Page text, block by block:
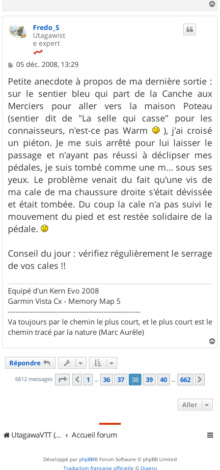
a
Fredo_S
Utagawist
e expert
M
s
s
a
g
e
05 déc. 2008, 13:29
Petite anecdote à propos de ma dernière sortie :
sur le sentier bleu qui part de la Canche aux
Merciers pour aller vers la maison Poteau
(sentier dit de "La selle qui casse" pour les
connaisseurs, n'est-ce pas Warm
), j'ai croisé
un piéton. Je me suis arrêté pour lui laisser le
passage et n'ayant pas réussi à déclipser mes
pédales, je suis tombé comme une m... sous ses
yeux. Le problème venait du fait qu'une vis de
ma cale de ma chaussure droite s'était dévissée
et était tombée. Du coup la cale n'a pas suivi le
mouvement du pied et est restée solidaire de la
pédale.
Conseil du jour : vérifiez régulièrement le serrage
de vos cales !!
Equipé d'un Kern Evo 2008
Garmin Vista Cx - Memory Map 5
------------------------------------------------------
Va toujours par le chemin le plus court, et le plus court est le
chemin tracé par la nature (Marc Aurèle)
a
Répondre
6612 messages Page 38 sur662
Précédent
1 … 36 37 38 39 40 … 662
Aller
UtagawaVTT (Randos VTT et VTTAE avec traces GPS) Accueil forum
Développé par phpBB® Forum Software © phpBB Limited
Traduction française officielle © Qiaeru